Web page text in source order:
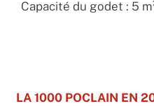
Capacité du godet : 5
LA 1000 POCLAIN EN